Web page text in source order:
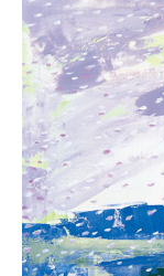
Artists
Art works
Catalog
Schedule